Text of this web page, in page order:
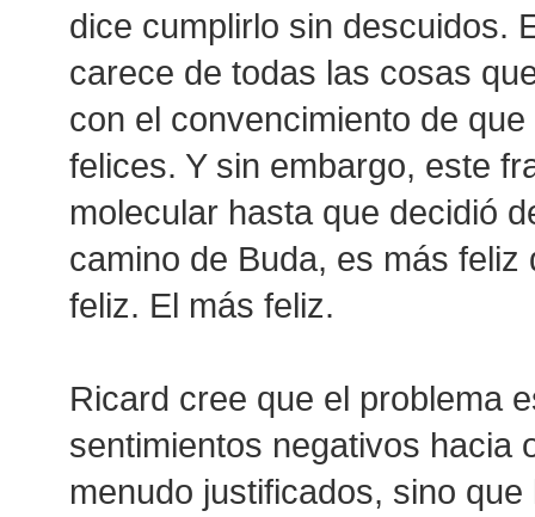
dice cumplirlo sin descuidos.
carece de todas las cosas
con el convencimiento de
felices. Y sin embargo, este
molecular hasta que decidió
camino de Buda, es más
feliz. El más feliz.
Ricard cree que el problema
sentimientos negativos hacia
menudo justificados, sino